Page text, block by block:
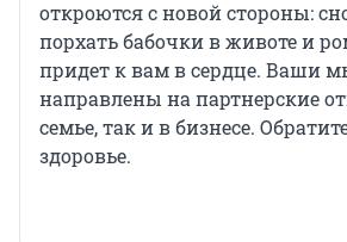
откроются с новой стороны:
порхать бабочки в животе и
придет к вам в сердце. Ваши
направлены на партнерские
семье, так и в бизнесе.
здоровье.